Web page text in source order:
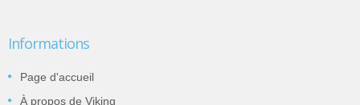
Informations
Page d'accueil
À propos de Viking